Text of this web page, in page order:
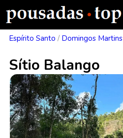
Espírito Santo / Domingos Martins
Sítio Balango